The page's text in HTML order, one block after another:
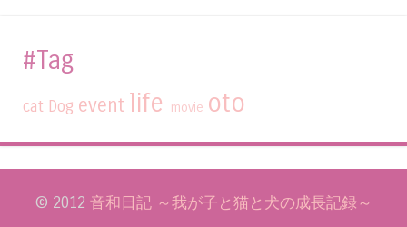
#Tag
cat Dog event life movie oto
© 2012 音和日記 ～我が子と猫と犬の成長記録～